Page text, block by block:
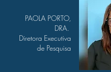
PAOLA PORTO,
DRA.
Diretora Executiva
de Pesquisa